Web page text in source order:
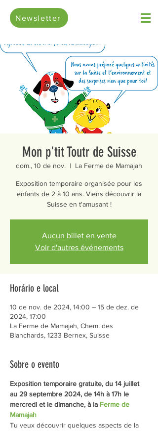
Newsletter
Mon p'tit Toutr de Suisse
dom., 10 de nov.
  |
La Ferme de Mamajah
Exposition temporaire organisée pour les
enfants de 2 à 10 ans. Viens découvrir la
Suisse en t'amusant !
Aucun billet en vente
Voir d'autres événements
Horário e local
10 de nov. de 2024, 14:00 – 15 de dez. de
2024, 17:00
La Ferme de Mamajah, Chem. des
Blanchards, 1233 Bernex, Suisse
Sobre o evento
Exposition temporaire gratuite, du 14 juillet
au 29 septembre 2024, de 14h à 17h le
mercredi et le dimanche, à la Ferme de
Mamajah
Tu veux découvrir quelques aspects de la